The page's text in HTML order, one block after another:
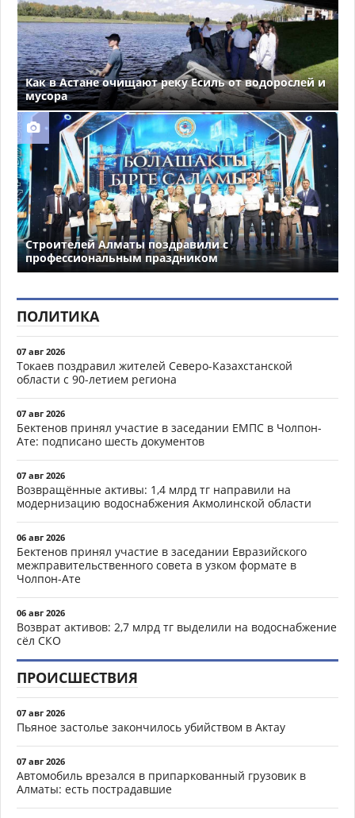
Как в Астане очищают реку Есиль от водорослей и
мусора
Строителей Алматы поздравили с
профессиональным праздником
ПОЛИТИКА
07 авг 2026
Токаев поздравил жителей Северо-Казахстанской
области с 90-летием региона
07 авг 2026
Бектенов принял участие в заседании ЕМПС в Чолпон-
Ате: подписано шесть документов
07 авг 2026
Возвращённые активы: 1,4 млрд тг направили на
модернизацию водоснабжения Акмолинской области
06 авг 2026
Бектенов принял участие в заседании Евразийского
межправительственного совета в узком формате в
Чолпон-Ате
06 авг 2026
Возврат активов: 2,7 млрд тг выделили на водоснабжение
сёл СКО
ПРОИСШЕСТВИЯ
07 авг 2026
Пьяное застолье закончилось убийством в Актау
07 авг 2026
Автомобиль врезался в припаркованный грузовик в
Алматы: есть пострадавшие